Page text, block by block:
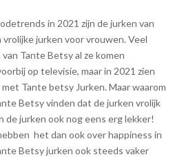
in 2021 zijn de jurken van
jurken voor vrouwen. Veel
Tante Betsy al ze komen
op televisie, maar in 2021 zien
Tante betsy Jurken. Maar waarom
Betsy vinden dat de jurken vrolijk
de jurken ook nog eens erg lekker!
het dan ook over happiness in
Betsy jurken ook steeds vaker